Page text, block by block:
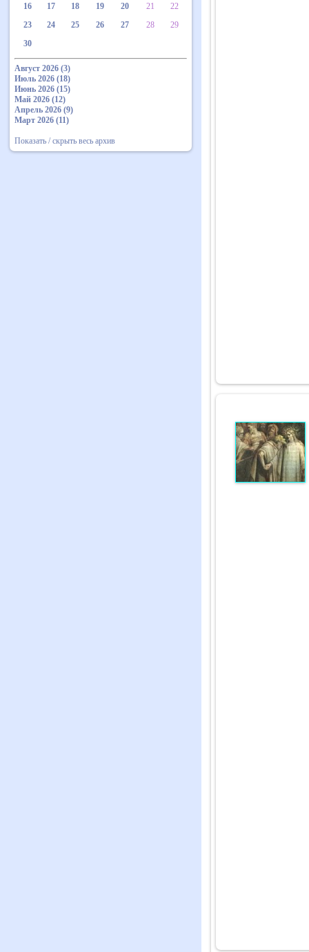
16
17 18 19 20 21
22
23
24 25 26 27 28
29
30
Август 2026 (3)
Июль 2026 (18)
Июнь 2026 (15)
Май 2026 (12)
Апрель 2026 (9)
Март 2026 (11)
Показать / скрыть весь архив